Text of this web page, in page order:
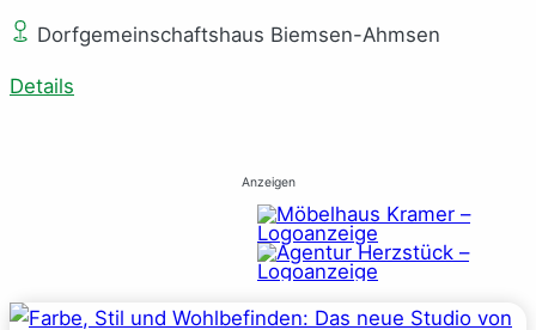
Dorfgemeinschaftshaus Biemsen-Ahmsen
Details
Anzeigen